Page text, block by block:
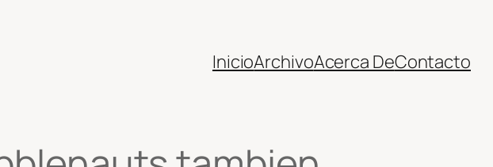
InicioArchivoAcerca DeContacto